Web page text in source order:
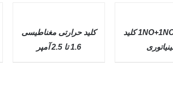
کنتاکت 1NO+1NC کلید
VIEW
کليد حرارتی مغناطیسی
1.6 تا 2.5 آمپر